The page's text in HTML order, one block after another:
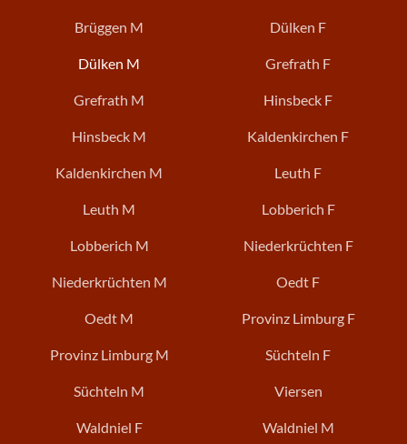
Brüggen M Dülken F
Dülken M Grefrath F
Grefrath M Hinsbeck F
Hinsbeck M Kaldenkirchen F
Kaldenkirchen M Leuth F
Leuth M Lobberich F
Lobberich M Niederkrüchten F
Niederkrüchten M Oedt F
Oedt M Provinz Limburg F
Provinz Limburg M Süchteln F
Süchteln M Viersen
Waldniel F Waldniel M